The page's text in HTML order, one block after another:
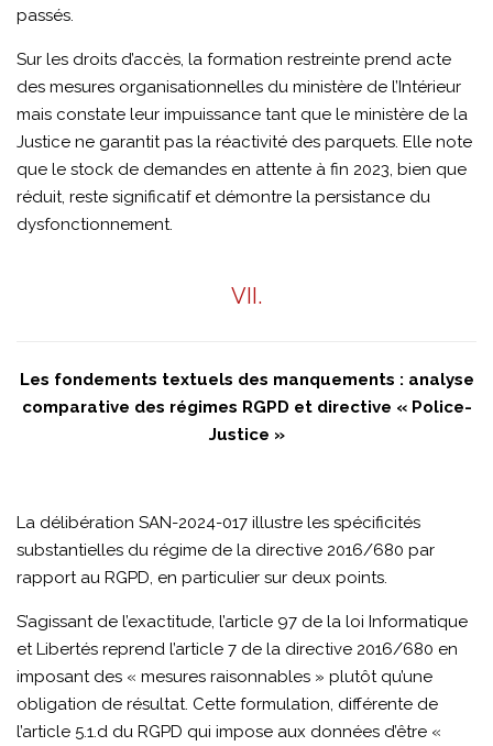
passés.
Sur les droits d’accès, la formation restreinte prend acte
des mesures organisationnelles du ministère de l’Intérieur
mais constate leur impuissance tant que le ministère de la
Justice ne garantit pas la réactivité des parquets. Elle note
que le stock de demandes en attente à fin 2023, bien que
réduit, reste significatif et démontre la persistance du
dysfonctionnement.
VII.
Les fondements textuels des manquements : analyse
comparative des régimes RGPD et directive « Police-
Justice »
La délibération SAN-2024-017 illustre les spécificités
substantielles du régime de la directive 2016/680 par
rapport au RGPD, en particulier sur deux points.
S’agissant de l’exactitude, l’article 97 de la loi Informatique
et Libertés reprend l’article 7 de la directive 2016/680 en
imposant des « mesures raisonnables » plutôt qu’une
obligation de résultat. Cette formulation, différente de
l’article 5.1.d du RGPD qui impose aux données d’être «